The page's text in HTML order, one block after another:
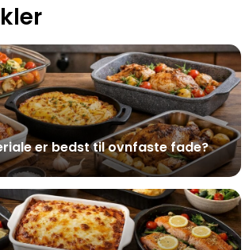
er bedst til ovnfaste fade?